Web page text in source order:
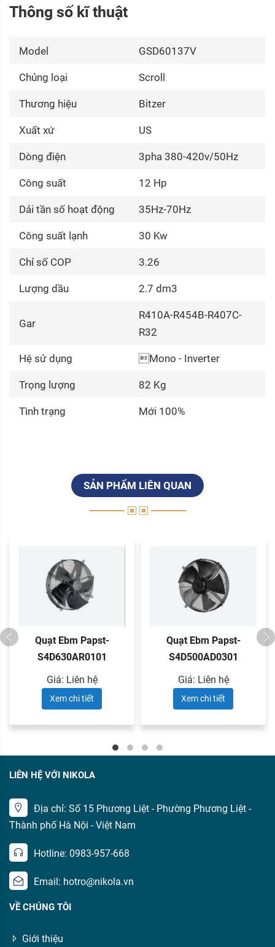
Thông số kĩ thuật
Model GSD60137V
Chủng loại Scroll
Thương hiệu Bitzer
Xuất xứ US
Dòng điện 3pha 380-420v/50Hz
Công suất 12 Hp
Dải tần số hoạt động 35Hz-70Hz
Công suất lạnh 30 Kw
Chỉ số COP 3.26
Lượng dầu 2.7 dm3
Gar
R410A-R454B-R407C-
R32
Hệ sử dụng Mono - Inverter
Trọng lượng 82 Kg
Tình trạng Mới 100%
SẢN PHẨM LIÊN QUAN
Quạt Ebm Papst-
S4D630AR0101
Giá: Liên hệ
Xem chi tiết
Quạt Ebm Papst-
S4D500AD0301
Giá: Liên hệ
Xem chi tiết
LIÊN HỆ VỚI NIKOLA
Địa chỉ: Số 15 Phương Liệt - Phường Phương Liệt -
Thành phố Hà Nội - Việt Nam
Hotline: 0983-957-668
Email: hotro@nikola.vn
VỀ CHÚNG TÔI
Giới thiệu